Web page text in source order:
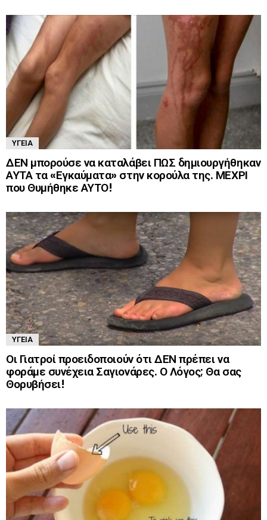
ΥΓΕΊΑ
ΔΕΝ μπορούσε να καταλάβει ΠΩΣ δημιουργήθηκαν
ΑΥΤΑ τα «Εγκαύματα» στην κορούλα της. ΜΕΧΡΙ
που Θυμήθηκε ΑΥΤΟ!
ΥΓΕΊΑ
Οι Γιατροί προειδοποιούν ότι ΔΕΝ πρέπει να
φοράμε συνέχεια Σαγιονάρες. Ο Λόγος; Θα σας
Θορυβήσει!